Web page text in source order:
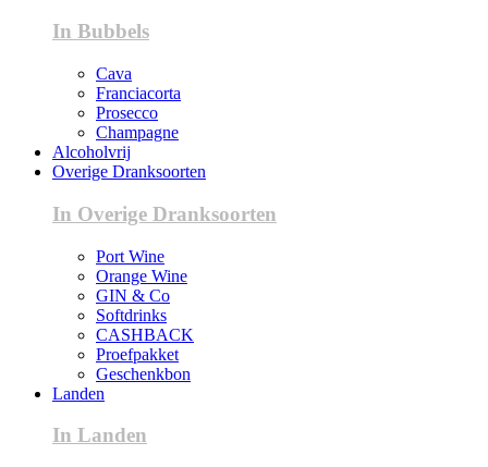
In Bubbels
Cava
Franciacorta
Prosecco
Champagne
Alcoholvrij
Overige Dranksoorten
In Overige Dranksoorten
Port Wine
Orange Wine
GIN & Co
Softdrinks
CASHBACK
Proefpakket
Geschenkbon
Landen
In Landen